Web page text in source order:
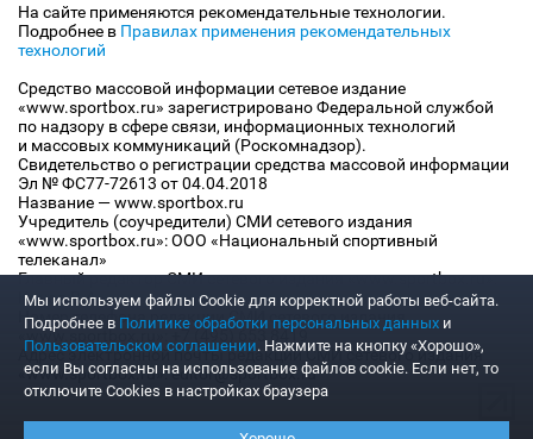
На сайте применяются рекомендательные технологии.
Подробнее в Правилах применения рекомендательных
технологий
Средство массовой информации сетевое издание
«www.sportbox.ru» зарегистрировано Федеральной службой
по надзору в сфере связи, информационных технологий
и массовых коммуникаций (Роскомнадзор).
Свидетельство о регистрации средства массовой информации
Эл № ФС77-72613 от 04.04.2018
Название — www.sportbox.ru
Учредитель (соучредители) СМИ сетевого издания
«www.sportbox.ru»: ООО «Национальный спортивный
телеканал»
Главный редактор СМИ сетевого издания «www.sportbox.ru»:
Конов В.А.
Номер телефона редакции СМИ сетевого издания
«www.sportbox.ru»: +7 (495) 653 8419
Адрес электронной почты редакции СМИ сетевого издания
«www.sportbox.ru»: editor@sportbox.ru
Мы используем файлы Сookie для корректной работы веб-сайта.
Подробнее в Политике обработки персональных данных и
Пользовательском соглашении. Нажмите на кнопку «Хорошо»,
если Вы согласны на использование файлов cookie. Если нет, то
отключите Cookies в настройках браузера